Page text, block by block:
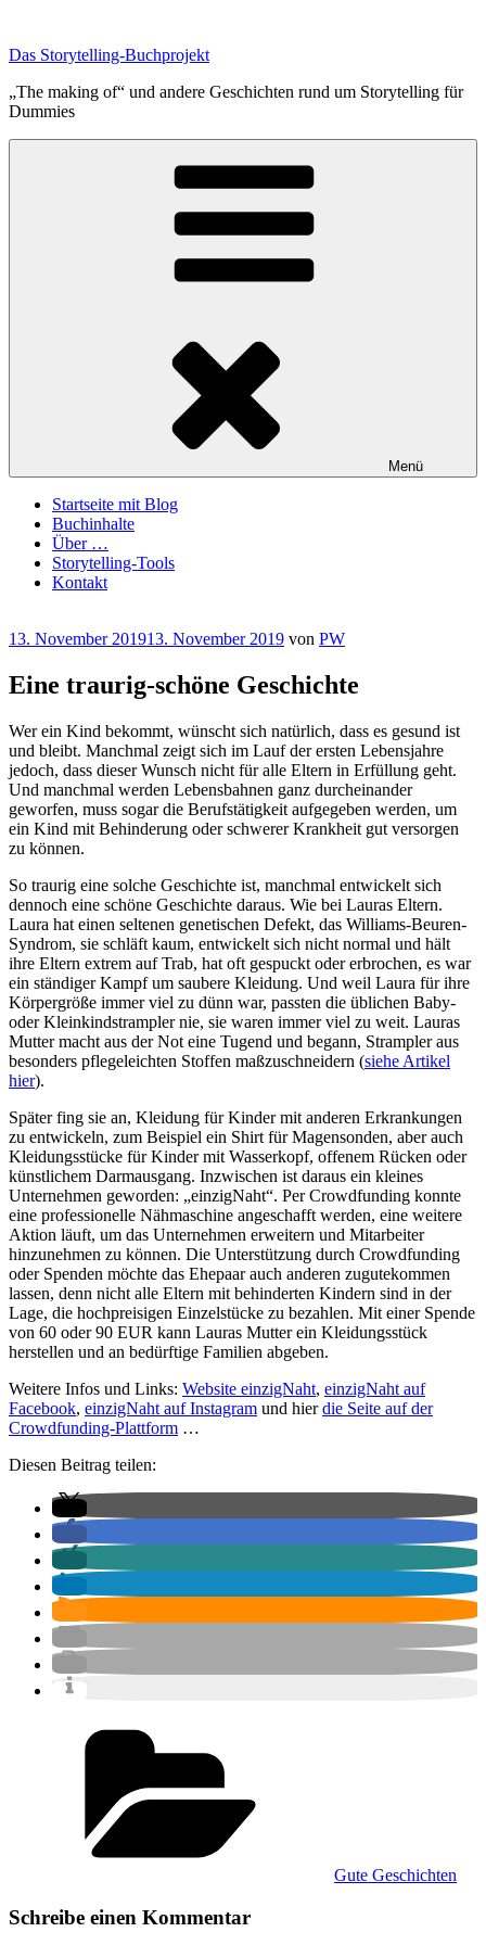
springen
Das Storytelling-Buchprojekt
„The making of“ und andere Geschichten rund um Storytelling für
Dummies
Menü
Startseite mit Blog
Buchinhalte
Über …
Storytelling-Tools
Kontakt
Veröffentlicht
13. November 201913. November 2019 von PW
Eine traurig-schöne Geschichte
Wer ein Kind bekommt, wünscht sich natürlich, dass es gesund ist
und bleibt. Manchmal zeigt sich im Lauf der ersten Lebensjahre
jedoch, dass dieser Wunsch nicht für alle Eltern in Erfüllung geht.
Und manchmal werden Lebensbahnen ganz durcheinander
geworfen, muss sogar die Berufstätigkeit aufgegeben werden, um
ein Kind mit Behinderung oder schwerer Krankheit gut versorgen
zu können.
So traurig eine solche Geschichte ist, manchmal entwickelt sich
dennoch eine schöne Geschichte daraus. Wie bei Lauras Eltern.
Laura hat einen seltenen genetischen Defekt, das Williams-Beuren-
Syndrom, sie schläft kaum, entwickelt sich nicht normal und hält
ihre Eltern extrem auf Trab, hat oft gespuckt oder erbrochen, es war
ein ständiger Kampf um saubere Kleidung. Und weil Laura für ihre
Körpergröße immer viel zu dünn war, passten die üblichen Baby-
oder Kleinkindstrampler nie, sie waren immer viel zu weit. Lauras
Mutter macht aus der Not eine Tugend und begann, Strampler aus
besonders pflegeleichten Stoffen maßzuschneidern (siehe Artikel
hier).
Später fing sie an, Kleidung für Kinder mit anderen Erkrankungen
zu entwickeln, zum Beispiel ein Shirt für Magensonden, aber auch
Kleidungsstücke für Kinder mit Wasserkopf, offenem Rücken oder
künstlichem Darmausgang. Inzwischen ist daraus ein kleines
Unternehmen geworden: „einzigNaht“. Per Crowdfunding konnte
eine professionelle Nähmaschine angeschafft werden, eine weitere
Aktion läuft, um das Unternehmen erweitern und Mitarbeiter
hinzunehmen zu können. Die Unterstützung durch Crowdfunding
oder Spenden möchte das Ehepaar auch anderen zugutekommen
lassen, denn nicht alle Eltern mit behinderten Kindern sind in der
Lage, die hochpreisigen Einzelstücke zu bezahlen. Mit einer Spende
von 60 oder 90 EUR kann Lauras Mutter ein Kleidungsstück
herstellen und an bedürftige Familien abgeben.
Weitere Infos und Links: Website einzigNaht, einzigNaht auf
Facebook, einzigNaht auf Instagram und hierdie Seite auf der
Crowdfunding-Plattform …
Diesen Beitrag teilen:
Gute Geschichten
Schreibe einen Kommentar